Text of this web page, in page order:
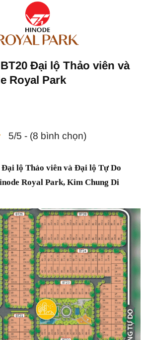
Đại lộ Thảo viên và
Royal Park
5/5 - (8 bình chọn)
lộ Thảo viên và Đại lộ Tự Do
Royal Park, Kim Chung Di